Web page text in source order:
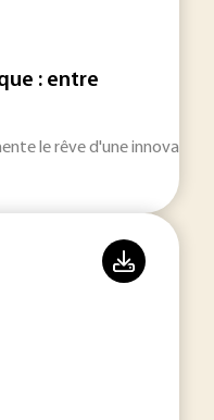
: entre
le rêve d'une